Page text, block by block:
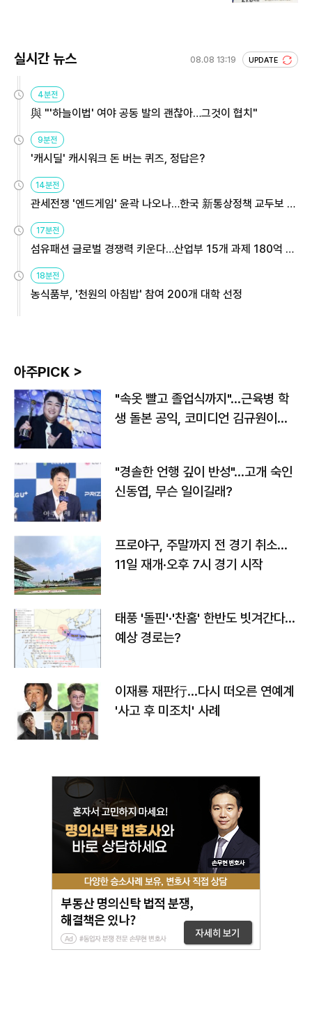
실시간 뉴스 08.08 13:19 UPDATE
4분전
與 "'하늘이법' 여야 공동 발의 괜찮아…그것이 협치"
9분전
'캐시딜' 캐시워크 돈 버는 퀴즈, 정답은?
14분전
관세전쟁 '엔드게임' 윤곽 나오나…한국 新통상정책 교두보 활
용해야
17분전
섬유패션 글로벌 경쟁력 키운다…산업부 15개 과제 180억 지
원
18분전
농식품부, '천원의 아침밥' 참여 200개 대학 선정
아주PICK >
"속옷 빨고 졸업식까지"…근육병 학
생 돌본 공익, 코미디언 김규원이었
"경솔한 언행 깊이 반성"…고개 숙인
신동엽, 무슨 일이길래?
프로야구, 주말까지 전 경기 취소…
11일 재개·오후 7시 경기 시작
태풍 '돌핀'·'찬홈' 한반도 빗겨간다…
예상 경로는?
이재룡 재판行…다시 떠오른 연예계
'사고 후 미조치' 사례